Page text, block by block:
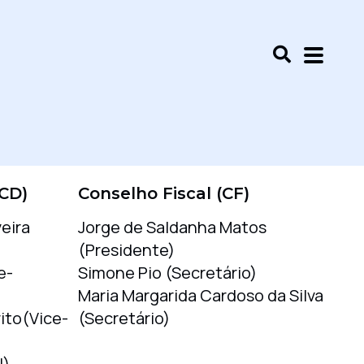
Conselho Fiscal (CF)
Jorge de Saldanha Matos
(Presidente)
Simone Pio (Secretário)
Maria Margarida Cardoso da Silva
(Secretário)